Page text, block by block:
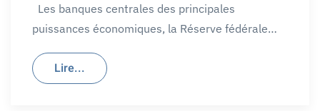
Les banques centrales des principales
puissances économiques, la Réserve fédérale…
Lire...